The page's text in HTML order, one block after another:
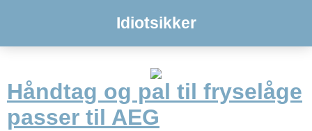
Idiotsikker
Håndtag og pal til fryselåge
passer til AEG